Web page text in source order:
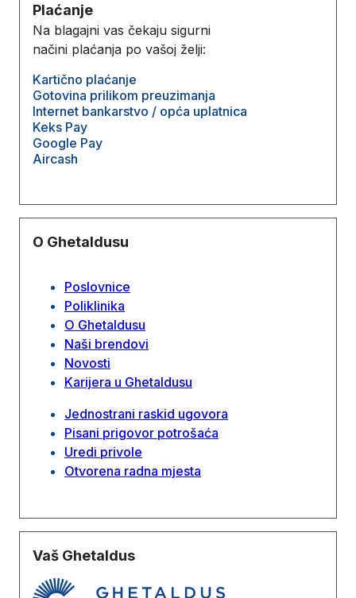
Plaćanje
Na blagajni vas čekaju sigurni
načini plaćanja po vašoj želji:
Kartično plaćanje
Gotovina prilikom preuzimanja
Internet bankarstvo / opća uplatnica
Keks Pay
Google Pay
Aircash
O Ghetaldusu
Poslovnice
Poliklinika
O Ghetaldusu
Naši brendovi
Novosti
Karijera u Ghetaldusu
Jednostrani raskid ugovora
Pisani prigovor potrošaća
Uredi privole
Otvorena radna mjesta
Vaš Ghetaldus